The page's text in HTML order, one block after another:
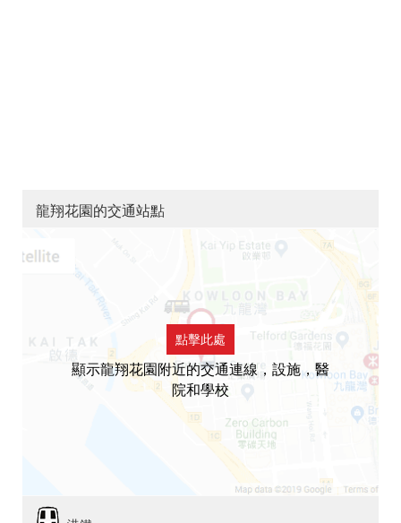
龍翔花園的交通站點
點擊此處
顯示龍翔花園附近的交通連線，設施，醫
院和學校